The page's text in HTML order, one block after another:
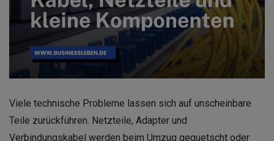
Viele technische Probleme lassen sich auf unscheinbare
Teile zurückführen. Netzteile, Adapter und
Verbindungskabel werden beim Umzug gequetscht oder